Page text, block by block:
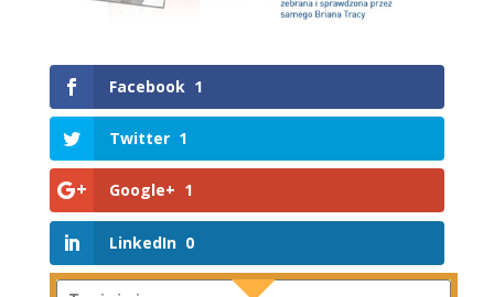
Facebook 1
Twitter 1
Google+ 1
LinkedIn 0